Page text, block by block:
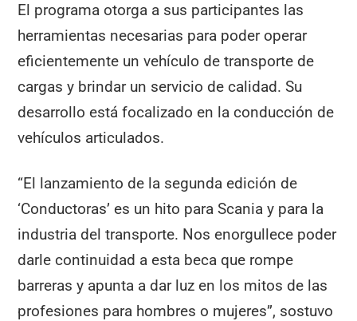
El programa otorga a sus participantes las
herramientas necesarias para poder operar
eficientemente un vehículo de transporte de
cargas y brindar un servicio de calidad. Su
desarrollo está focalizado en la conducción de
vehículos articulados.
“El lanzamiento de la segunda edición de
‘Conductoras’ es un hito para Scania y para la
industria del transporte. Nos enorgullece poder
darle continuidad a esta beca que rompe
barreras y apunta a dar luz en los mitos de las
profesiones para hombres o mujeres”, sostuvo